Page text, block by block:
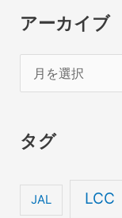
アーカイブ
ー
イ
タグ
JAL LCC